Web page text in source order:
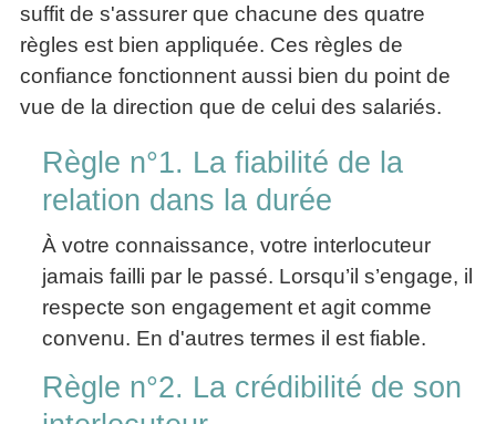
suffit de s'assurer que chacune des quatre
règles est bien appliquée. Ces règles de
confiance fonctionnent aussi bien du point de
vue de la direction que de celui des salariés.
Règle n°1. La fiabilité de la
relation dans la durée
À votre connaissance, votre interlocuteur
jamais failli par le passé. Lorsqu’il s’engage, il
respecte son engagement et agit comme
convenu. En d'autres termes il est fiable.
Règle n°2. La crédibilité de son